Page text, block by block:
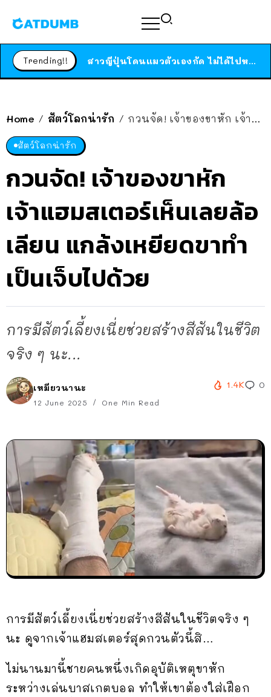
Trending!! ได้เวลาเด็กหนวดรวมตัว RF Online Next เปิดให้เล่นแล้ว เกม Sci-Fi MMORPG ระดับตำนาน เล่นได้ทั้งมือถือและ PC
Home / สัตว์โลกน่ารัก / กวนจัด! เจ้าของขาหัก เจ้าแฮมสเตอร์เห็นเลยล้อเลียน แกล้งเหยียดขาทำเป็นเจ็บไปด้วย
สัตว์โลกน่ารัก
กวนจัด! เจ้าของขาหัก
เจ้าแฮมสเตอร์เห็นเลยล้อ
เลียน แกล้งเหยียดขาทำ
เป็นเจ็บไปด้วย
การมีสัตว์เลี้ยงเนี่ยช่วยสร้างสีสันในชีวิต
จริง ๆ นะ...
เหมียวนานะ
12 June 2025 One Min Read
1.4K 0
การมีสัตว์เลี้ยงเนี่ยช่วยสร้างสีสันในชีวิตจริง ๆ
นะ ดูจากเจ้าแฮมสเตอร์สุดกวนตัวนี้สิ…
ไม่นานมานี้ชายคนหนึ่งเกิดอุบัติเหตุขาหัก
ระหว่างเล่นบาสเกตบอล ทำให้เขาต้องใส่เฝือก